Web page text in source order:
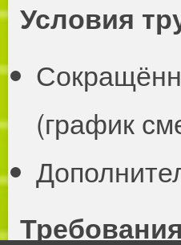
Условия
(график